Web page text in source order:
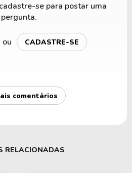
se para postar uma
pergunta.
ou CADASTRE-SE
comentários
RELACIONADAS